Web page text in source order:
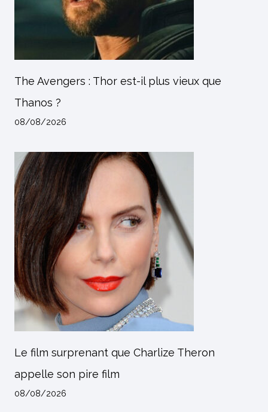
The Avengers : Thor est-il plus vieux que
Thanos ?
08/08/2026
Le film surprenant que Charlize Theron
appelle son pire film
08/08/2026